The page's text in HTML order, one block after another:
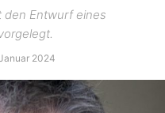
den Entwurf eines
2024